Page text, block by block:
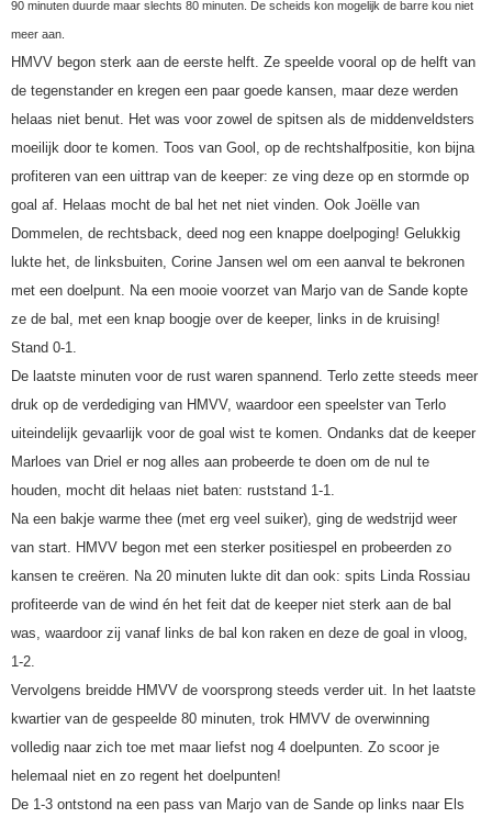
90 minuten duurde maar slechts 80 minuten. De scheids kon mogelijk de barre kou niet
meer aan.
HMVV begon sterk aan de eerste helft. Ze speelde vooral op de helft van
de tegenstander en kregen een paar goede kansen, maar deze werden
helaas niet benut. Het was voor zowel de spitsen als de middenveldsters
moeilijk door te komen. Toos van Gool, op de rechtshalfpositie, kon bijna
profiteren van een uittrap van de keeper: ze ving deze op en stormde op
goal af. Helaas mocht de bal het net niet vinden. Ook Joëlle van
Dommelen, de rechtsback, deed nog een knappe doelpoging! Gelukkig
lukte het, de linksbuiten, Corine Jansen wel om een aanval te bekronen
met een doelpunt. Na een mooie voorzet van Marjo van de Sande kopte
ze de bal, met een knap boogje over de keeper, links in de kruising!
Stand 0-1.
De laatste minuten voor de rust waren spannend. Terlo zette steeds meer
druk op de verdediging van HMVV, waardoor een speelster van Terlo
uiteindelijk gevaarlijk voor de goal wist te komen. Ondanks dat de keeper
Marloes van Driel er nog alles aan probeerde te doen om de nul te
houden, mocht dit helaas niet baten: ruststand 1-1.
Na een bakje warme thee (met erg veel suiker), ging de wedstrijd weer
van start. HMVV begon met een sterker positiespel en probeerden zo
kansen te creëren. Na 20 minuten lukte dit dan ook: spits Linda Rossiau
profiteerde van de wind én het feit dat de keeper niet sterk aan de bal
was, waardoor zij vanaf links de bal kon raken en deze de goal in vloog,
1-2.
Vervolgens breidde HMVV de voorsprong steeds verder uit. In het laatste
kwartier van de gespeelde 80 minuten, trok HMVV de overwinning
volledig naar zich toe met maar liefst nog 4 doelpunten. Zo scoor je
helemaal niet en zo regent het doelpunten!
De 1-3 ontstond na een pass van Marjo van de Sande op links naar Els